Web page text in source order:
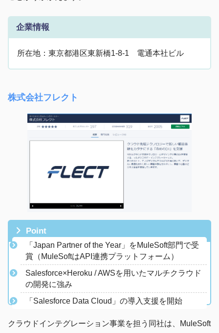
企業情報
所在地：東京都港区東新橋1-8-1 電通本社ビル
株式会社フレクト
Point
「Japan Partner of the Year」をMuleSoft部門で受
賞（MuleSoftはAPI連携プラットフォーム）
​Salesforce×Heroku / AWSを用いたマルチクラウド
の開発に強み
「Salesforce Data Cloud」の導入支援を開始
クラウドインテグレーション事業を担う同社は、MuleSoft